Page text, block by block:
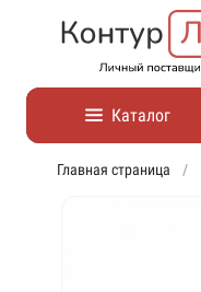
Каталог
Главная страница